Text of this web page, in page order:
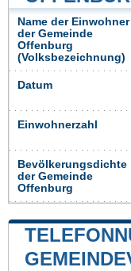
Name der Einwohner
der Gemeinde
Offenburg
(Volksbezeichnung)
Datum
Einwohnerzahl
Bevölkerungsdichte
der Gemeinde
Offenburg